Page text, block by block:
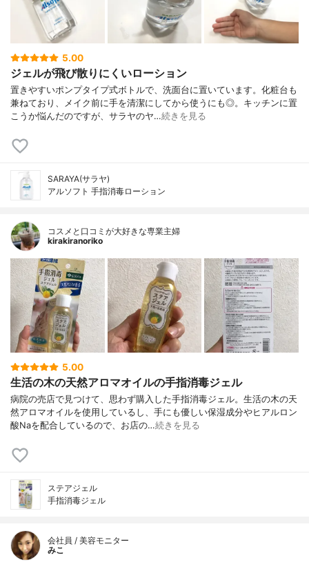
5.00
ジェルが飛び散りにくいローション
置きやすいポンプタイプ式ボトルで、洗面台に置いています。化粧台も
兼ねており、メイク前に手を清潔にしてから使うにも◎。キッチンに置
こうか悩んだのですが、サラヤのヤ…続きを見る
SARAYA(サラヤ)
アルソフト 手指消毒ローション
コスメと口コミが大好きな専業主婦
kirakiranoriko
5.00
生活の木の天然アロマオイルの手指消毒ジェル
病院の売店で見つけて、思わず購入した手指消毒ジェル。生活の木の天
然アロマオイルを使用しているし、手にも優しい保湿成分やヒアルロン
酸Naを配合しているので、お店の…続きを見る
ステアジェル
手指消毒ジェル
会社員 / 美容モニター
みこ